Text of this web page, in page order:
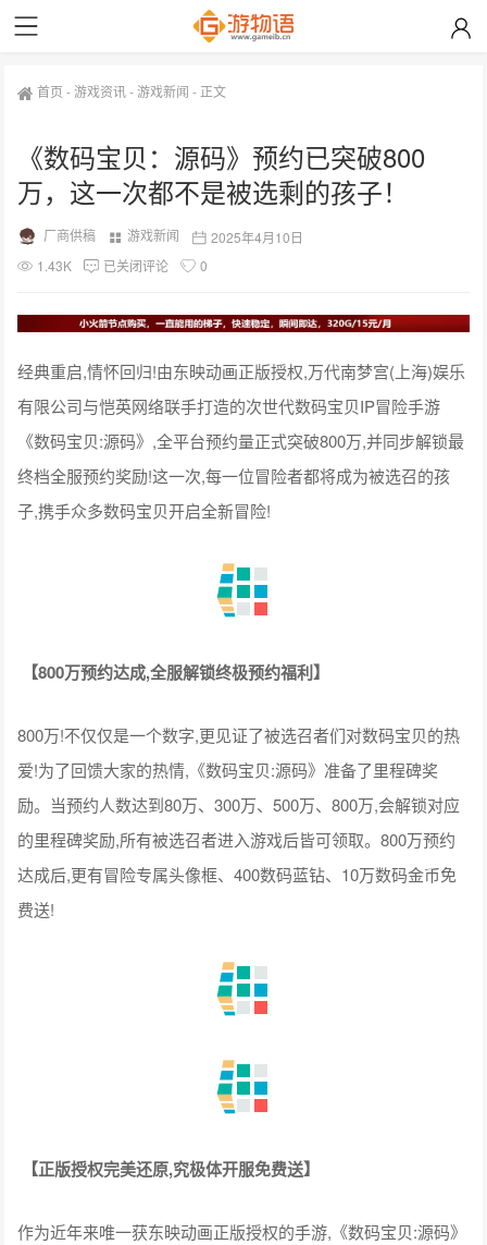
首页 -游戏资讯-游戏新闻 - 正文
《数码宝贝：源码》预约已突破800
万，这一次都不是被选剩的孩子！
厂商供稿 游戏新闻
2025年4月10日
1.43K
已关闭评论 0
经典重启,情怀回归!由东映动画正版授权,万代南梦宫(上海)娱乐
有限公司与恺英网络联手打造的次世代数码宝贝IP冒险手游
《数码宝贝:源码》,全平台预约量正式突破800万,并同步解锁最
终档全服预约奖励!这一次,每一位冒险者都将成为被选召的孩
子,携手众多数码宝贝开启全新冒险!
【800万预约达成,全服解锁终极预约福利】
800万!不仅仅是一个数字,更见证了被选召者们对数码宝贝的热
爱!为了回馈大家的热情,《数码宝贝:源码》准备了里程碑奖
励。当预约人数达到80万、300万、500万、800万,会解锁对应
的里程碑奖励,所有被选召者进入游戏后皆可领取。800万预约
达成后,更有冒险专属头像框、400数码蓝钻、10万数码金币免
费送!
【正版授权完美还原,究极体开服免费送】
作为近年来唯一获东映动画正版授权的手游‌,《数码宝贝:源码》